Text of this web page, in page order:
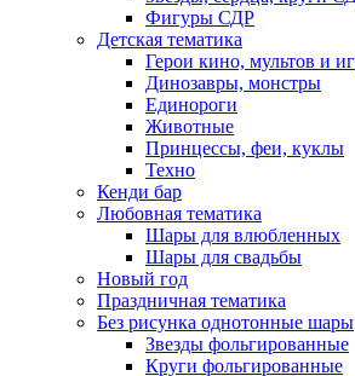
Фигуры СДР
Детская тематика
Герои кино, мультов и
Динозавры, монстры
Единороги
Животные
Принцессы, феи, куклы
Техно
Кенди бар
Любовная тематика
Шары для влюбленных
Шары для свадьбы
Новый год
Праздничная тематика
Без рисунка однотонные шары
Звезды фольгированные
Круги фольгированные